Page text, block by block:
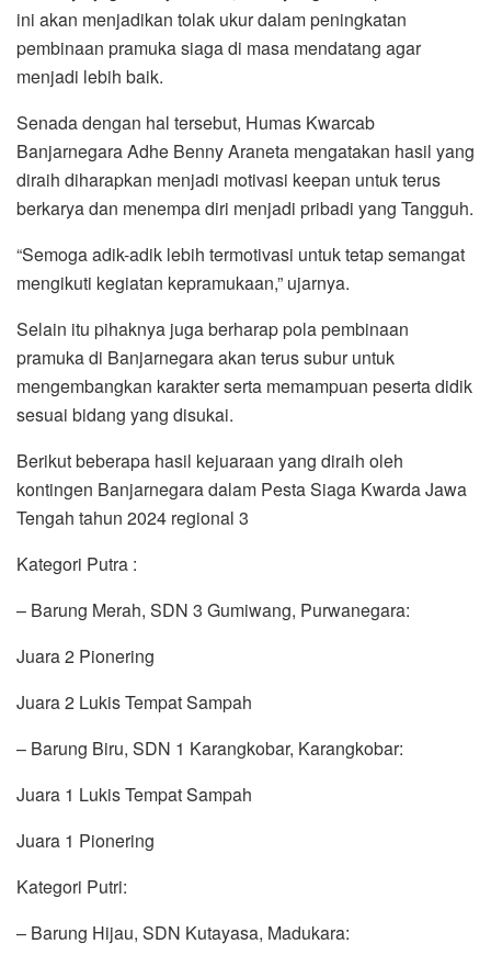
ini akan menjadikan tolak ukur dalam peningkatan
pembinaan pramuka siaga di masa mendatang agar
menjadi lebih baik.
Senada dengan hal tersebut, Humas Kwarcab
Banjarnegara Adhe Benny Araneta mengatakan hasil yang
diraih diharapkan menjadi motivasi keepan untuk terus
berkarya dan menempa diri menjadi pribadi yang Tangguh.
“Semoga adik-adik lebih termotivasi untuk tetap semangat
mengikuti kegiatan kepramukaan,” ujarnya.
Selain itu pihaknya juga berharap pola pembinaan
pramuka di Banjarnegara akan terus subur untuk
mengembangkan karakter serta memampuan peserta didik
sesuai bidang yang disukai.
Berikut beberapa hasil kejuaraan yang diraih oleh
kontingen Banjarnegara dalam Pesta Siaga Kwarda Jawa
Tengah tahun 2024 regional 3
Kategori Putra :
– Barung Merah, SDN 3 Gumiwang, Purwanegara:
Juara 2 Pionering
Juara 2 Lukis Tempat Sampah
– Barung Biru, SDN 1 Karangkobar, Karangkobar:
Juara 1 Lukis Tempat Sampah
Juara 1 Pionering
Kategori Putri:
– Barung Hijau, SDN Kutayasa, Madukara: